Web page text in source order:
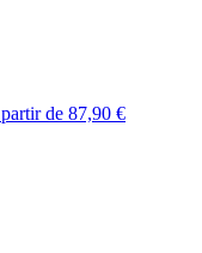
de 87,90 €